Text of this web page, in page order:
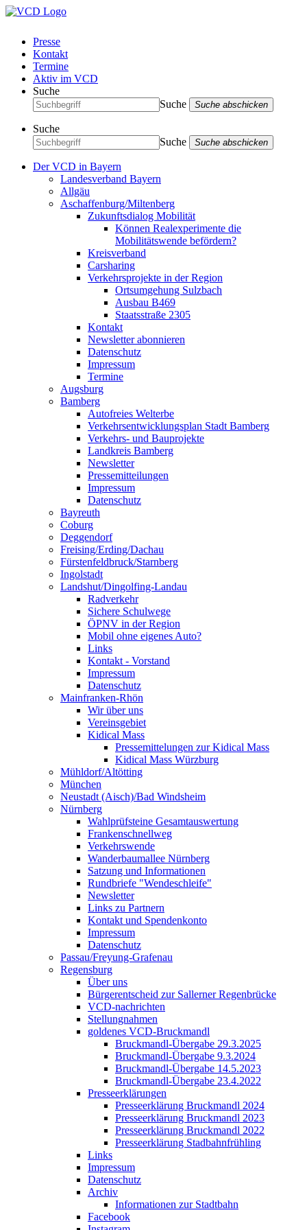
Presse
Kontakt
Termine
Aktiv im VCD
Suche
Suche
Suche abschicken
Suche
Suche
Suche abschicken
Der VCD in Bayern
Landesverband Bayern
Allgäu
Aschaffenburg/Miltenberg
Zukunftsdialog Mobilität
Können Realexperimente die
Mobilitätswende befördern?
Kreisverband
Carsharing
Verkehrsprojekte in der Region
Ortsumgehung Sulzbach
Ausbau B469
Staatsstraße 2305
Kontakt
Newsletter abonnieren
Datenschutz
Impressum
Termine
Augsburg
Bamberg
Autofreies Welterbe
Verkehrsentwicklungsplan Stadt Bamberg
Verkehrs- und Bauprojekte
Landkreis Bamberg
Newsletter
Pressemitteilungen
Impressum
Datenschutz
Bayreuth
Coburg
Deggendorf
Freising/Erding/Dachau
Fürstenfeldbruck/Starnberg
Ingolstadt
Landshut/Dingolfing-Landau
Radverkehr
Sichere Schulwege
ÖPNV in der Region
Mobil ohne eigenes Auto?
Links
Kontakt - Vorstand
Impressum
Datenschutz
Mainfranken-Rhön
Wir über uns
Vereinsgebiet
Kidical Mass
Pressemittelungen zur Kidical Mass
Kidical Mass Würzburg
Mühldorf/Altötting
München
Neustadt (Aisch)/Bad Windsheim
Nürnberg
Wahlprüfsteine Gesamtauswertung
Frankenschnellweg
Verkehrswende
Wanderbaumallee Nürnberg
Satzung und Informationen
Rundbriefe "Wendeschleife"
Newsletter
Links zu Partnern
Kontakt und Spendenkonto
Impressum
Datenschutz
Passau/Freyung-Grafenau
Regensburg
Über uns
Bürgerentscheid zur Sallerner Regenbrücke
VCD-nachrichten
Stellungnahmen
goldenes VCD-Bruckmandl
Bruckmandl-Übergabe 29.3.2025
Bruckmandl-Übergabe 9.3.2024
Bruckmandl-Übergabe 14.5.2023
Bruckmandl-Übergabe 23.4.2022
Presseerklärungen
Presseerklärung Bruckmandl 2024
Presseerklärung Bruckmandl 2023
Presseerklärung Bruckmandl 2022
Presseerklärung Stadbahnfrühling
Links
Impressum
Datenschutz
Archiv
Informationen zur Stadtbahn
Facebook